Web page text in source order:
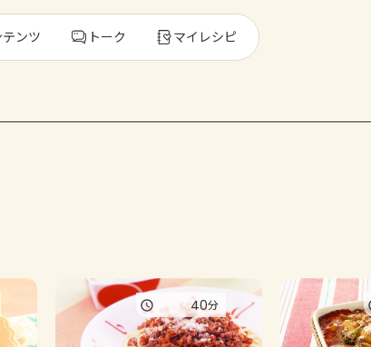
レシピ
ンツ トーク マイレシピ
40分